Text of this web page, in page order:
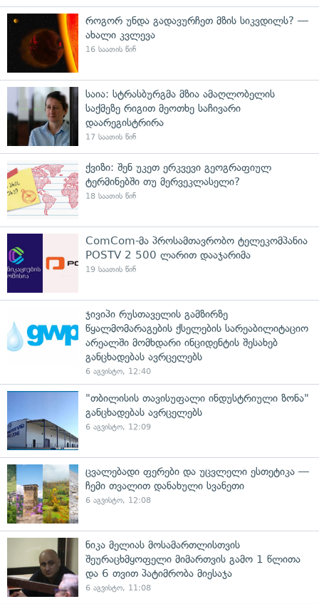
როგორ უნდა გადავურჩეთ მზის სიკვდილს? —
ახალი კვლევა
16 საათის წინ
საია: სტრასბურგმა მზია ამაღლობელის
საქმეზე რიგით მეოთხე საჩივარი
დაარეგისტრირა
17 საათის წინ
ქვიზი: შენ უკეთ ერკვევი გეოგრაფიულ
ტერმინებში თუ მერვეკლასელი?
18 საათის წინ
ComCom-მა პროსამთავრობო ტელეკომპანია
POSTV 2 500 ლარით დააჯარიმა
19 საათის წინ
ჯივიპი რუსთაველის გამზირზე
წყალმომარაგების ქსელების სარეაბილიტაციო
არეალში მომხდარი ინციდენტის შესახებ
განცხადებას ავრცელებს
6 აგვისტო, 12:40
"თბილისის თავისუფალი ინდუსტრიული ზონა"
განცხადებას ავრცელებს
6 აგვისტო, 12:09
ცვალებადი ფერები და უცვლელი ესთეტიკა —
ჩემი თვალით დანახული სვანეთი
6 აგვისტო, 12:08
ნიკა მელიას მოსამართლისთვის
შეურაცხმყოფელი მიმართვის გამო 1 წლითა
და 6 თვით პატიმრობა მიესაჯა
6 აგვისტო, 11:08